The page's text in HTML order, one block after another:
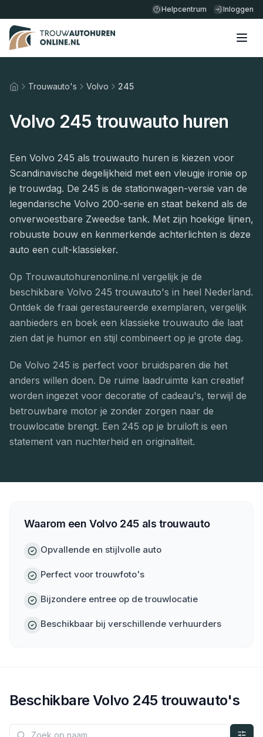
Helpcentrum Inloggen
HomeTrouwauto's Volvo 245
Volvo 245 trouwauto huren
Een Volvo 245 als trouwauto huren is kiezen voor
Scandinavische degelijkheid met een vleugje ironie op
je trouwdag. De 245 is de stationwagen-versie van de
legendarische Volvo 200-serie en staat bekend als de
onverwoestbare Zweedse tank. Met zijn hoekige lijnen,
robuuste bouw en kenmerkende achterlichten is deze
auto een cult-klassieker.
Op Trouwautohurenonline.nl vergelijk je de
beschikbare Volvo 245 trouwauto's in heel Nederland.
Ontdek de fraai gerestaureerde exemplaren, vergelijk
aanbieders en boek een klassieke trouwauto die laat
zien dat je humor en stijl combineert op je grote dag.
De Volvo 245 is perfect voor bruidsparen die het
anders willen doen. De ruime laadruimte kan creatief
worden ingezet voor decoratie of cadeau's, terwijl de
betrouwbare motor je zonder zorgen naar de
trouwlocatie brengt. Een 245 op je bruiloft is een
statement van nuchterheid en originaliteit.
Waarom een Volvo 245 als trouwauto
Opvallende en stijlvolle auto
Perfect voor trouwfoto's
Bijzondere entree op de trouwlocatie
Beschikbaar bij verschillende verhuurders
Beschikbare Volvo 245 trouwauto's